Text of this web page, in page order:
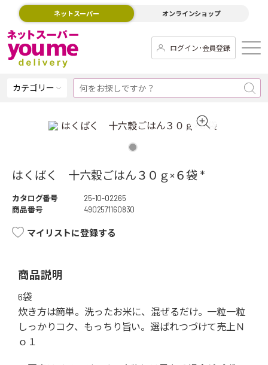
ネットスーパー オンラインショップ
ログイン･会員登録
カテゴリー
はくばく 十六穀ごはん３０ｇ×６袋 *
カタログ番号
25-10-02265
商品番号
4902571160830
マイリストに登録する
商品説明
6袋
炊き方は簡単。洗ったお米に、混ぜるだけ。一粒一粒
しっかりコク、もっちり旨い。選ばれつづけて売上Ｎ
ｏ１